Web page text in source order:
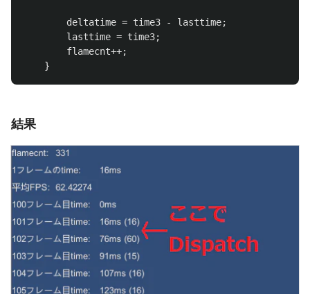
deltatime = time3 - lasttime;
lasttime = time3;
flamecnt++;
}
結果